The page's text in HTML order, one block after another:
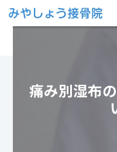
痛み別湿布